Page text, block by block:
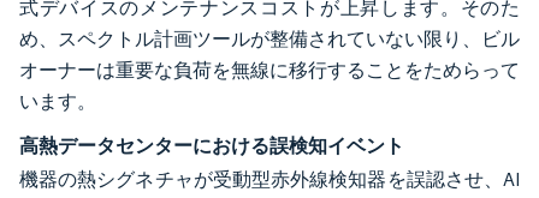
式デバイスのメンテナンスコストが上昇します。そのた
め、スペクトル計画ツールが整備されていない限り、ビル
オーナーは重要な負荷を無線に移行することをためらって
います。
高熱データセンターにおける誤検知イベント
機器の熱シグネチャが受動型赤外線検知器を誤認させ、AI